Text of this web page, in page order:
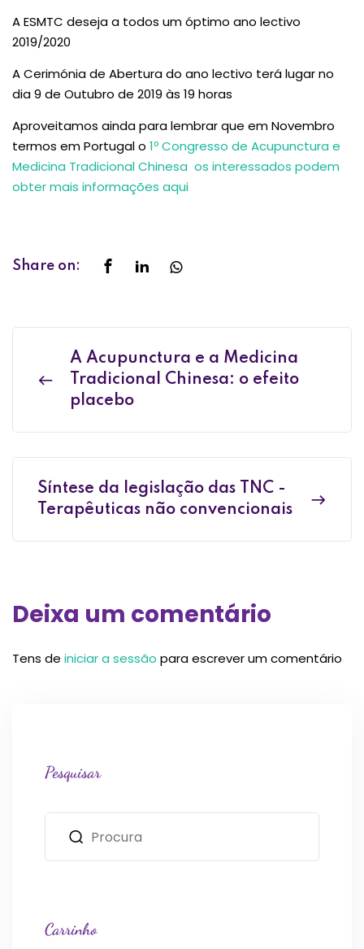
A ESMTC deseja a todos um óptimo ano lectivo
2019/2020
A Cerimónia de Abertura do ano lectivo terá lugar no
dia 9 de Outubro de 2019 às 19 horas
Aproveitamos ainda para lembrar que em Novembro
termos em Portugal o 1º Congresso de Acupunctura e
Medicina Tradicional Chinesa os interessados podem
obter mais informações aqui
Share on:
A Acupunctura e a Medicina
Tradicional Chinesa: o efeito
placebo
Síntese da legislação das TNC -
Terapêuticas não convencionais
Deixa um comentário
Tens de iniciar a sessão para escrever um comentário
Pesquisar
Carrinho